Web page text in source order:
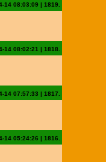
14 08:03:09 | 1819.
14 08:02:21 | 1818.
14 07:57:33 | 1817.
14 05:24:26 | 1816.